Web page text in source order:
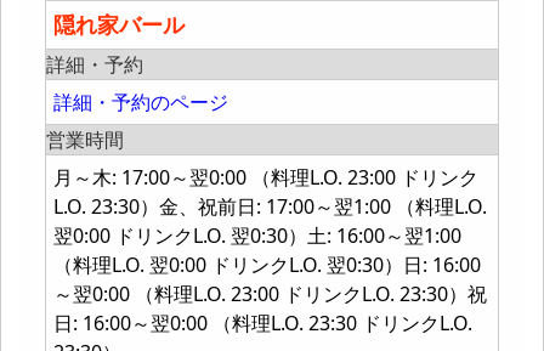
隠れ家バール
詳細・予約
詳細・予約のページ
営業時間
月～木: 17:00～翌0:00 （料理L.O. 23:00 ドリンク
L.O. 23:30）金、祝前日: 17:00～翌1:00 （料理L.O.
翌0:00 ドリンクL.O. 翌0:30）土: 16:00～翌1:00
（料理L.O. 翌0:00 ドリンクL.O. 翌0:30）日: 16:00
～翌0:00 （料理L.O. 23:00 ドリンクL.O. 23:30）祝
日: 16:00～翌0:00 （料理L.O. 23:30 ドリンクL.O.